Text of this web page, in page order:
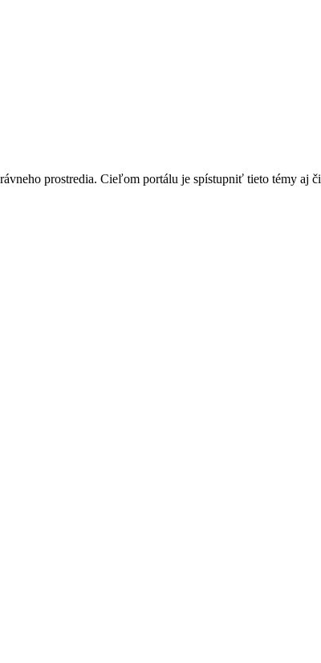
prostredia. Cieľom portálu je spístupniť tieto témy aj